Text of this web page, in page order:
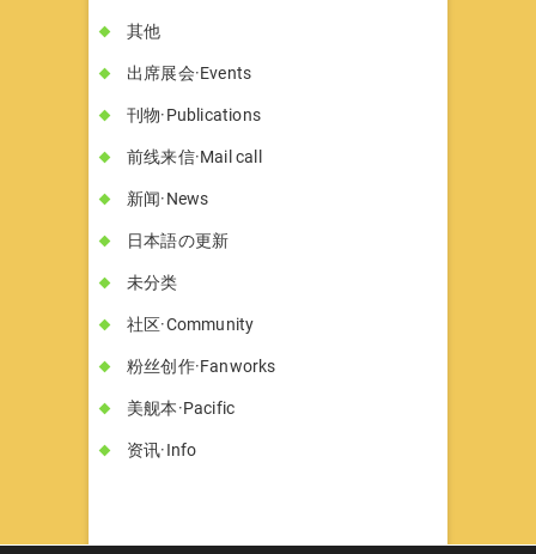
其他
出席展会·Events
刊物·Publications
前线来信·Mail call
新闻·News
日本語の更新
未分类
社区·Community
粉丝创作·Fanworks
美舰本·Pacific
资讯·Info